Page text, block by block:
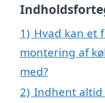
1) Hvad kan et
montering af
med?
2) Indhent altid